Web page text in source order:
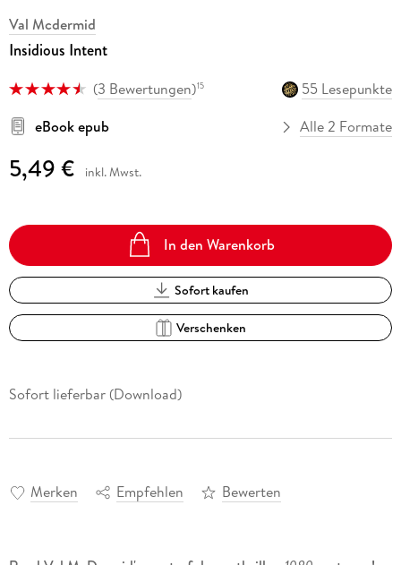
Val Mcdermid
Insidious Intent
(3 Bewertungen)15
55 Lesepunkte
eBook epub
Alle 2 Formate
5,49 € inkl. Mwst.
In den Warenkorb
Sofort kaufen
Verschenken
Sofort lieferbar (Download)
Merken Empfehlen Bewerten